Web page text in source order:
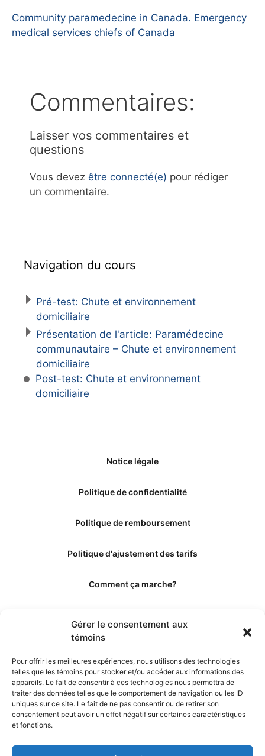
Gérer le consentement aux
témoins
Pour offrir les meilleures expériences, nous utilisons des technologies
telles que les témoins pour stocker et/ou accéder aux informations des
appareils. Le fait de consentir à ces technologies nous permettra de
traiter des données telles que le comportement de navigation ou les ID
uniques sur ce site. Le fait de ne pas consentir ou de retirer son
consentement peut avoir un effet négatif sur certaines caractéristiques
et fonctions.
Community paramedecine in Canada. Emergency
medical services chiefs of Canada
Commentaires:
Laisser vos commentaires et
questions
Vous devez être connecté(e) pour rédiger
un commentaire.
Navigation du cours
Pré-test: Chute et environnement
domiciliaire
Présentation de l'article: Paramédecine
communautaire – Chute et environnement
domiciliaire
Post-test: Chute et environnement
domiciliaire
Notice légale
Politique de confidentialité
Politique de remboursement
Politique d'ajustement des tarifs
Comment ça marche?
Les éditeurs
Les experts et collaborateurs